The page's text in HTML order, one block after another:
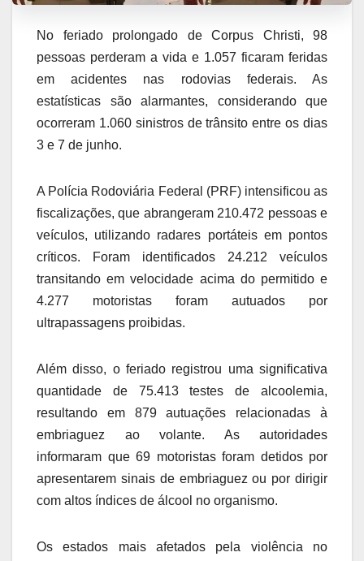
No feriado prolongado de Corpus Christi, 98
pessoas perderam a vida e 1.057 ficaram feridas
em acidentes nas rodovias federais. As
estatísticas são alarmantes, considerando que
ocorreram 1.060 sinistros de trânsito entre os dias
3 e 7 de junho.
A Polícia Rodoviária Federal (PRF) intensificou as
fiscalizações, que abrangeram 210.472 pessoas e
veículos, utilizando radares portáteis em pontos
críticos. Foram identificados 24.212 veículos
transitando em velocidade acima do permitido e
4.277 motoristas foram autuados por
ultrapassagens proibidas.
Além disso, o feriado registrou uma significativa
quantidade de 75.413 testes de alcoolemia,
resultando em 879 autuações relacionadas à
embriaguez ao volante. As autoridades
informaram que 69 motoristas foram detidos por
apresentarem sinais de embriaguez ou por dirigir
com altos índices de álcool no organismo.
Os estados mais afetados pela violência no